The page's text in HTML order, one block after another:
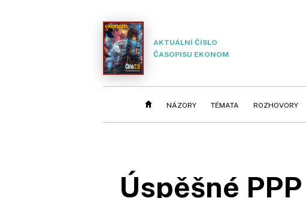
AKTUÁLNÍ ČÍSLO
ČASOPISU EKONOM
NÁZORY TÉMATA ROZHOVORY
Úspěšné